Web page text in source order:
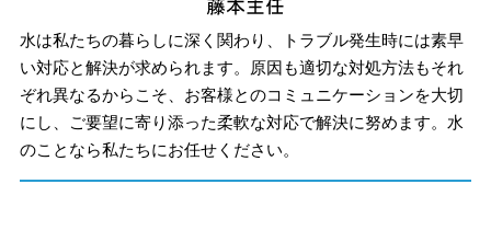
水は私たちの暮らしに深く関わり、トラブル発生時には素早
い対応と解決が求められます。原因も適切な対処方法もそれ
ぞれ異なるからこそ、お客様とのコミュニケーションを大切
にし、ご要望に寄り添った柔軟な対応で解決に努めます。水
のことなら私たちにお任せください。